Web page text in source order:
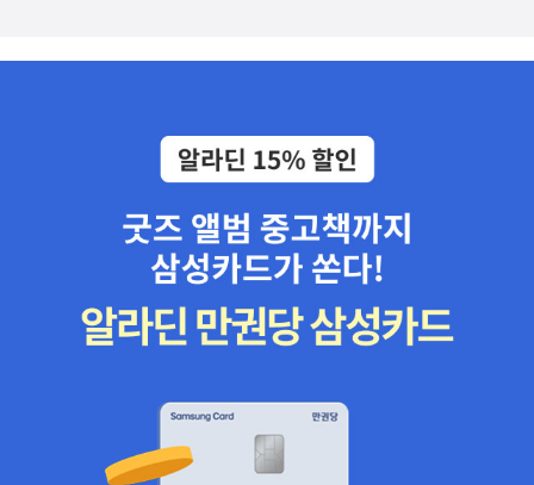
셨다. 그래서 우리는 웃으면서 빨리 걸었다. 나는 간혹 느리게 뛰기도
했다. 한여름 땡볕에 걸으면서도 미친사람 같은 웃음이 나곤 했는데,
뭐 그런거랑 같은걸까? 생각도 했다. 그렇게 먼 길을 20분만에 걸어
집에 도착하니 내 양 볼이 빨개져 있었다. 식구들 모두 내 볼을 보고
웃었다. 그리고 우리는 아빠께 영상통화를 했다. 아빠의 생일을 축하
하기 위해서였다.병원에 계신 아빠는 당신 생일 전에 퇴원해 함께 파
연속 이틀간 수혈도 받으셔야 했다. 수혈에 우리 가족이 얼마나 놀랐
는지! 아빠가 낫고 있긴 한건지 초조하고 걱정되는 마음에 의료진과
통화를 해보면 신체적인 상태는 나아지고 있노라 했다. 그런데 아빠
도 지나가는 뉴스로 접했던가. 그런데 치카는 그 아이티에서 태어났
다고 한다. 아, 이러다 또 이 책까지 끼어들어버리겠어.